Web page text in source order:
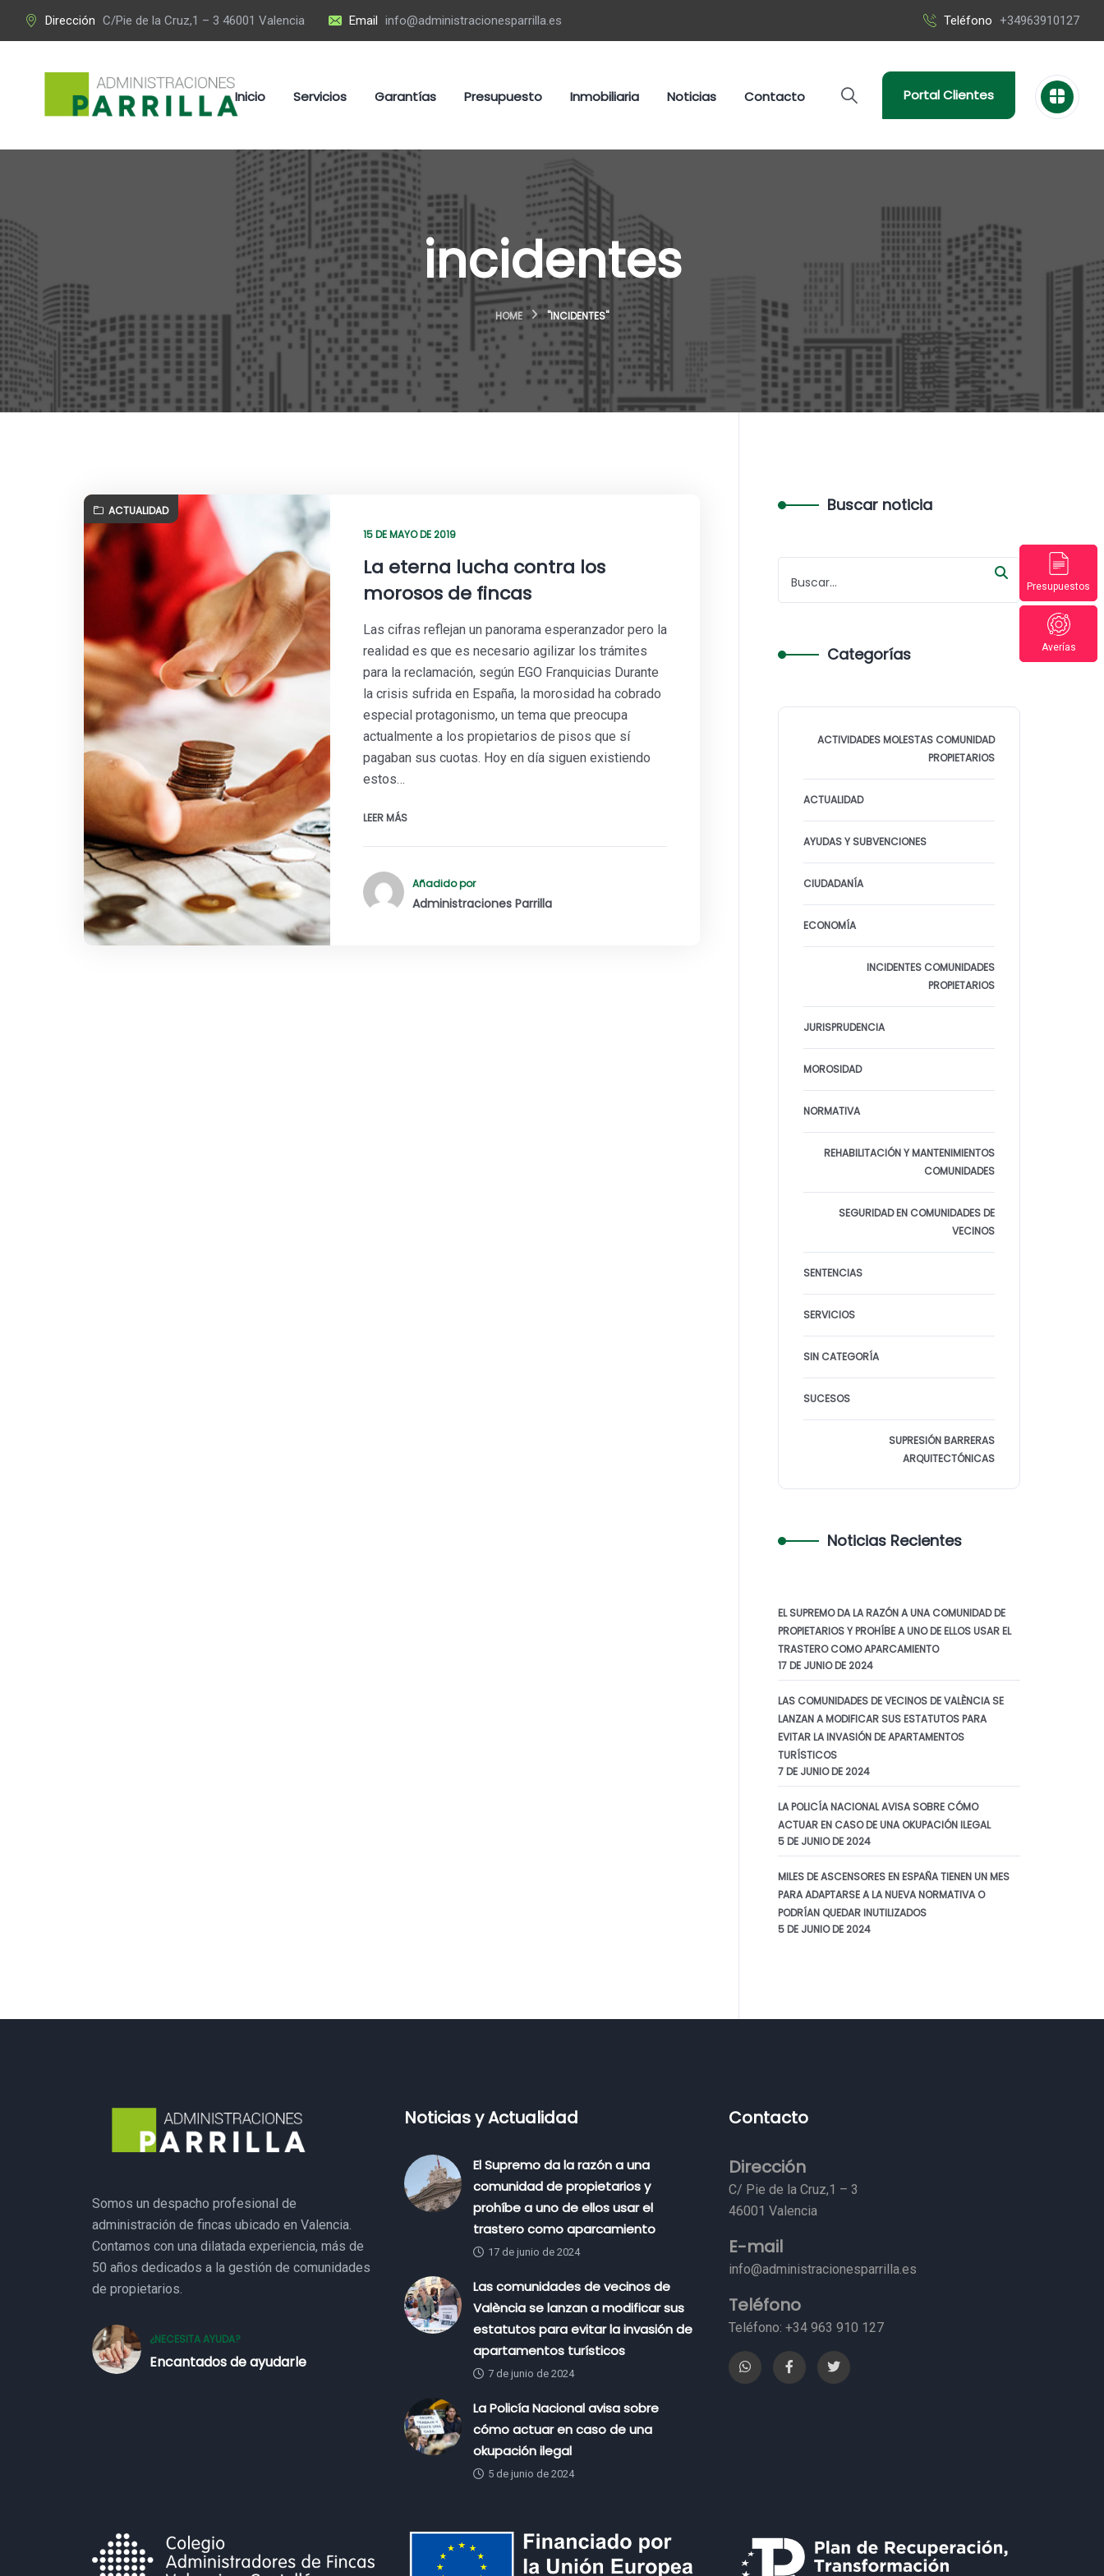
Presupuestos
Averías
Dirección C/Pie de la Cruz,1 – 3 46001 Valencia Email info@administracionesparrilla.es Teléfono +34963910127
Inicio Servicios Garantías Presupuesto Inmobiliaria Noticias Contacto Portal Clientes
incidentes
HOME "INCIDENTES"
ACTUALIDAD
15 DE MAYO DE 2019
La eterna lucha contra los
morosos de fincas
Las cifras reflejan un panorama esperanzador pero la
realidad es que es necesario agilizar los trámites
para la reclamación, según EGO Franquicias Durante
la crisis sufrida en España, la morosidad ha cobrado
especial protagonismo, un tema que preocupa
actualmente a los propietarios de pisos que sí
pagaban sus cuotas. Hoy en día siguen existiendo
estos…
LEER MÁS
Añadido por
Administraciones Parrilla
Buscar noticia
Categorías
ACTIVIDADES MOLESTAS COMUNIDAD
PROPIETARIOS
ACTUALIDAD
AYUDAS Y SUBVENCIONES
CIUDADANÍA
ECONOMÍA
INCIDENTES COMUNIDADES
PROPIETARIOS
JURISPRUDENCIA
MOROSIDAD
NORMATIVA
REHABILITACIÓN Y MANTENIMIENTOS
COMUNIDADES
SEGURIDAD EN COMUNIDADES DE
VECINOS
SENTENCIAS
SERVICIOS
SIN CATEGORÍA
SUCESOS
SUPRESIÓN BARRERAS
ARQUITECTÓNICAS
Noticias Recientes
EL SUPREMO DA LA RAZÓN A UNA COMUNIDAD DE
PROPIETARIOS Y PROHÍBE A UNO DE ELLOS USAR EL
TRASTERO COMO APARCAMIENTO
17 DE JUNIO DE 2024
LAS COMUNIDADES DE VECINOS DE VALÈNCIA SE
LANZAN A MODIFICAR SUS ESTATUTOS PARA
EVITAR LA INVASIÓN DE APARTAMENTOS
TURÍSTICOS
7 DE JUNIO DE 2024
LA POLICÍA NACIONAL AVISA SOBRE CÓMO
ACTUAR EN CASO DE UNA OKUPACIÓN ILEGAL
5 DE JUNIO DE 2024
MILES DE ASCENSORES EN ESPAÑA TIENEN UN MES
PARA ADAPTARSE A LA NUEVA NORMATIVA O
PODRÍAN QUEDAR INUTILIZADOS
5 DE JUNIO DE 2024
Somos un despacho profesional de
administración de fincas ubicado en Valencia.
Contamos con una dilatada experiencia, más de
50 años dedicados a la gestión de comunidades
de propietarios.
¿NECESITA AYUDA?
Encantados de ayudarle
Noticias y Actualidad
El Supremo da la razón a una
comunidad de propietarios y
prohíbe a uno de ellos usar el
trastero como aparcamiento
17 de junio de 2024
Las comunidades de vecinos de
València se lanzan a modificar sus
estatutos para evitar la invasión de
apartamentos turísticos
7 de junio de 2024
La Policía Nacional avisa sobre
cómo actuar en caso de una
okupación ilegal
5 de junio de 2024
Contacto
Dirección
C/ Pie de la Cruz,1 – 3
46001 Valencia
E-mail
info@administracionesparrilla.es
Teléfono
Teléfono: +34 963 910 127